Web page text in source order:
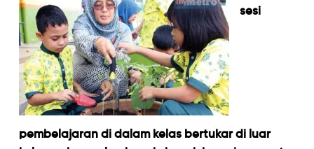
sesi
pembelajaran di dalam kelas bertukar di luar